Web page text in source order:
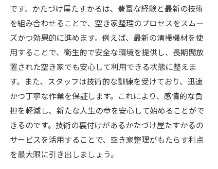
です。かたづけ屋たすかるは、豊富な経験と最新の技術
を組み合わせることで、空き家整理のプロセスをスムー
ズかつ効果的に進めます。例えば、最新の清掃機材を使
用することで、衛生的で安全な環境を提供し、長期間放
置された空き家でも安心して利用できる状態に整えま
す。また、スタッフは技術的な訓練を受けており、迅速
かつ丁寧な作業を保証します。これにより、感情的な負
担を軽減し、新たな人生の章を安心して始めることがで
きるのです。技術の裏付けがあるかたづけ屋たすかるの
サービスを活用することで、空き家整理がもたらす利点
を最大限に引き出しましょう。